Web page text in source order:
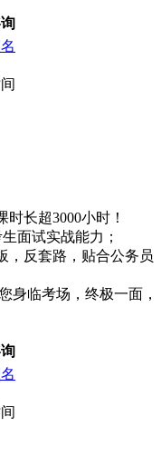
长超3000小时！
面试实战能力；
反套路，贴合公务员
身临考场，终极一面，